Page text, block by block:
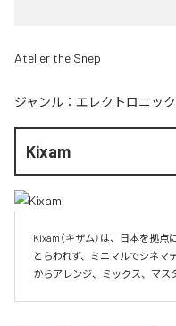
Atelier the Snep
ジャンル： エレクトロニック
Kixam
Kixam（キザム）は、日本を拠
とらわれず、ミニマルでシネマ
からアレンジ、ミックス、マス